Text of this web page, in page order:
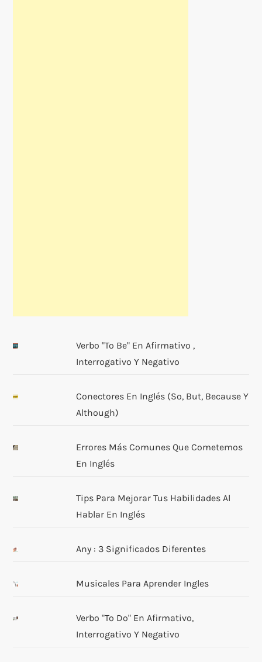
Verbo "to Be" En Afirmativo ,
Interrogativo Y Negativo
Conectores En Inglés (so, But, Because Y
Although)
Errores Más Comunes Que Cometemos
En Inglés
Tips Para Mejorar Tus Habilidades Al
Hablar En Inglés
Any : 3 Significados Diferentes
Musicales Para Aprender Ingles
Verbo "to Do" En Afirmativo,
Interrogativo Y Negativo